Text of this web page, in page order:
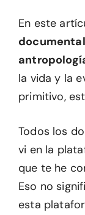
En este
la vida y la
primitivo,
Todos los
vi en la
que te he
Eso no
esta